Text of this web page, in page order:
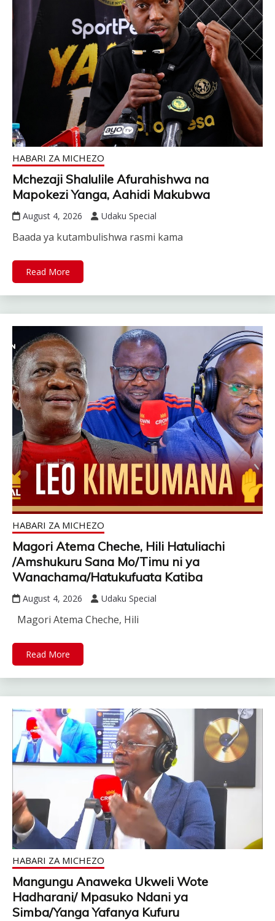
HABARI ZA MICHEZO
Mchezaji Shalulile Afurahishwa na
Mapokezi Yanga, Aahidi Makubwa
August 4, 2026 Udaku Special
Baada ya kutambulishwa rasmi kama
Read More
HABARI ZA MICHEZO
Magori Atema Cheche, Hili Hatuliachi
/Amshukuru Sana Mo/Timu ni ya
Wanachama/Hatukufuata Katiba
August 4, 2026 Udaku Special
Magori Atema Cheche, Hili
Read More
HABARI ZA MICHEZO
Mangungu Anaweka Ukweli Wote
Hadharani/ Mpasuko Ndani ya
Simba/Yanga Yafanya Kufuru